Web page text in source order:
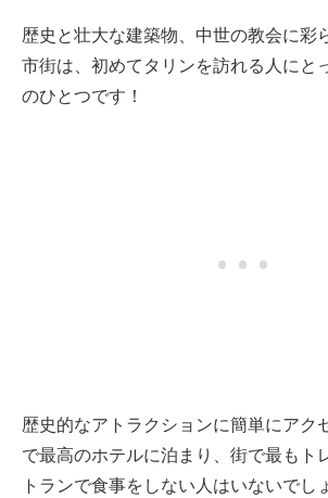
歴史と壮大な建築物、中世の教会に彩
市街は、初めてタリンを訪れる人にと
のひとつです！
歴史的なアトラクションに簡単にアク
で最高のホテルに泊まり、街で最もト
トランで食事をしない人はいないでし